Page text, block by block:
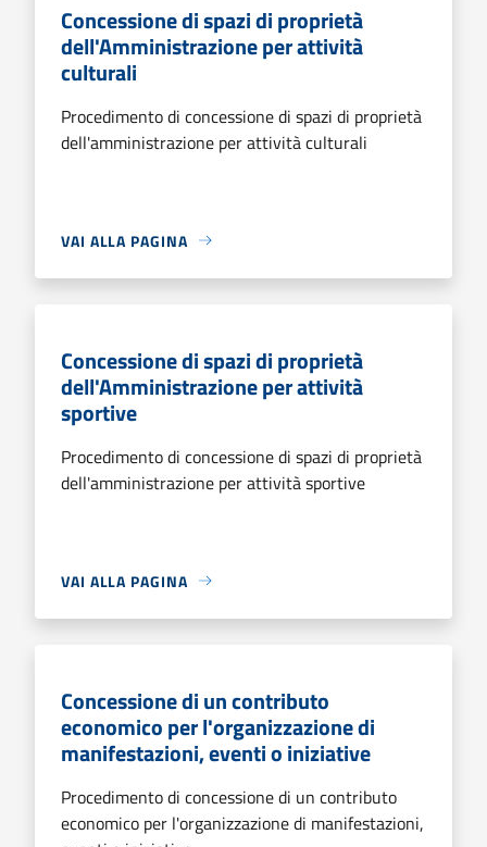
Concessione di spazi di proprietà
dell'Amministrazione per attività
culturali
Procedimento di concessione di spazi di proprietà
dell'amministrazione per attività culturali
VAI ALLA PAGINA
Concessione di spazi di proprietà
dell'Amministrazione per attività
sportive
Procedimento di concessione di spazi di proprietà
dell'amministrazione per attività sportive
VAI ALLA PAGINA
Concessione di un contributo
economico per l'organizzazione di
manifestazioni, eventi o iniziative
Procedimento di concessione di un contributo
economico per l'organizzazione di manifestazioni,